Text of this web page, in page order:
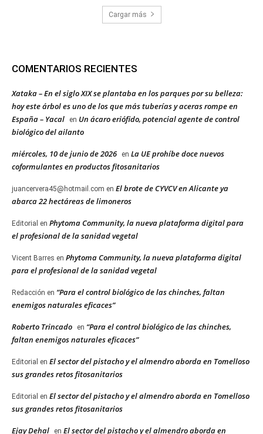
Cargar más
COMENTARIOS RECIENTES
Xataka – En el siglo XIX se plantaba en los parques por su belleza:
hoy este árbol es uno de los que más tuberías y aceras rompe en
España – Yacal
en Un ácaro eriófido, potencial agente de control
biológico del ailanto
miércoles, 10 de junio de 2026 en La UE prohíbe doce nuevos
coformulantes en productos fitosanitarios
juancervera45@hotmail.com en El brote de CYVCV en Alicante ya
abarca 22 hectáreas de limoneros
Editorial en Phytoma Community, la nueva plataforma digital para
el profesional de la sanidad vegetal
Vicent Barres en Phytoma Community, la nueva plataforma digital
para el profesional de la sanidad vegetal
Redacción en “Para el control biológico de las chinches, faltan
enemigos naturales eficaces”
Roberto Trincado en “Para el control biológico de las chinches,
faltan enemigos naturales eficaces”
Editorial en El sector del pistacho y el almendro aborda en Tomelloso
sus grandes retos fitosanitarios
Editorial en El sector del pistacho y el almendro aborda en Tomelloso
sus grandes retos fitosanitarios
Ejay Dehal en El sector del pistacho y el almendro aborda en